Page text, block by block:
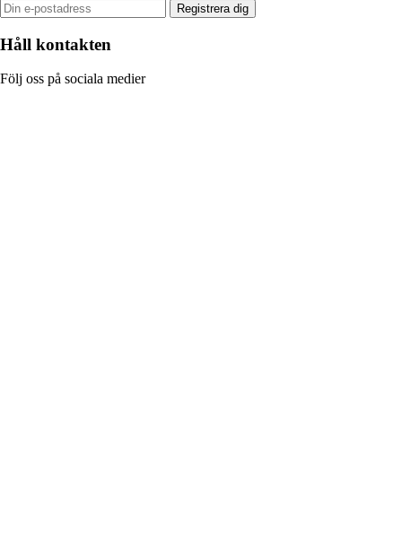
Registrera dig
Håll kontakten
Följ oss på sociala medier